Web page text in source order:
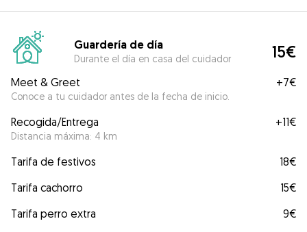
Guardería de día
Durante el día en casa del cuidador 15€
Meet & Greet
Conoce a tu cuidador antes de la fecha de inicio.
+7€
Recogida/Entrega
Distancia máxima: 4 km
+11€
Tarifa de festivos
18€
Tarifa cachorro
15€
Tarifa perro extra
9€